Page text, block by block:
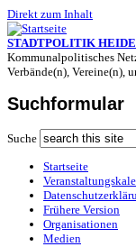
Direkt zum Inhalt
STADTPOLITIK
Kommunalpolitisches
Verbände(n), Vereine(n),
Suchformular
Suche
Startseite
Frühere Version
Organisationen
Medien